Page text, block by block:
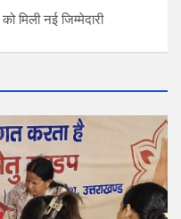
को मिली नई जिम्मेदारी